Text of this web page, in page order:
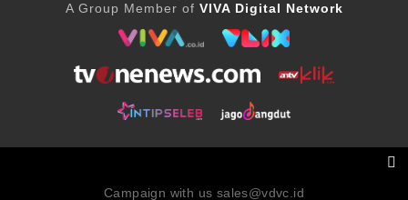
A Group Member of VIVA Digital Network
